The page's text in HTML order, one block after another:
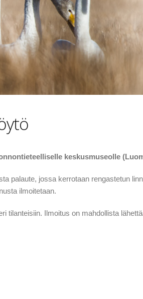
keskusmuseolle
palaute, jossa kerrotaan rengastetun
ilmoitetaan.
tilanteisiin. Ilmoitus on mahdollista